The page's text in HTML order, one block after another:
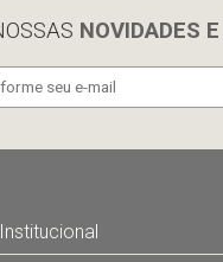
NOVIDADES
Institucional